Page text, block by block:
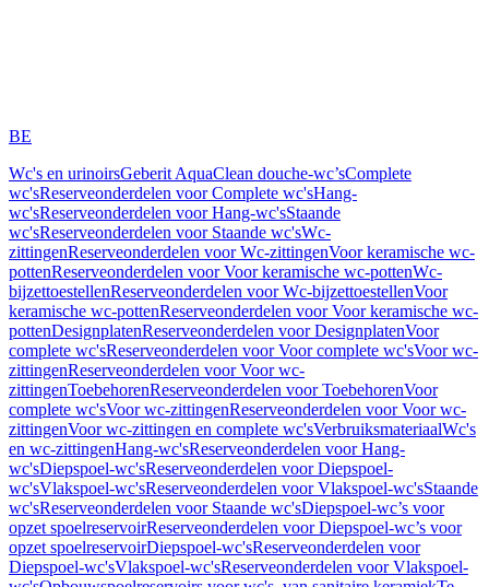
BE
Wc's en urinoirsGeberit AquaClean douche-wc’sComplete
wc'sReserveonderdelen voor Complete wc'sHang-
wc'sReserveonderdelen voor Hang-wc'sStaande
wc'sReserveonderdelen voor Staande wc'sWc-
zittingenReserveonderdelen voor Wc-zittingenVoor keramische wc-
pottenReserveonderdelen voor Voor keramische wc-pottenWc-
bijzettoestellenReserveonderdelen voor Wc-bijzettoestellenVoor
keramische wc-pottenReserveonderdelen voor Voor keramische wc-
pottenDesignplatenReserveonderdelen voor DesignplatenVoor
complete wc'sReserveonderdelen voor Voor complete wc'sVoor wc-
zittingenReserveonderdelen voor Voor wc-
zittingenToebehorenReserveonderdelen voor ToebehorenVoor
complete wc'sVoor wc-zittingenReserveonderdelen voor Voor wc-
zittingenVoor wc-zittingen en complete wc'sVerbruiksmateriaalWc's
en wc-zittingenHang-wc'sReserveonderdelen voor Hang-
wc'sDiepspoel-wc'sReserveonderdelen voor Diepspoel-
wc'sVlakspoel-wc'sReserveonderdelen voor Vlakspoel-wc'sStaande
wc'sReserveonderdelen voor Staande wc'sDiepspoel-wc’s voor
opzet spoelreservoirReserveonderdelen voor Diepspoel-wc’s voor
opzet spoelreservoirDiepspoel-wc'sReserveonderdelen voor
Diepspoel-wc'sVlakspoel-wc'sReserveonderdelen voor Vlakspoel-